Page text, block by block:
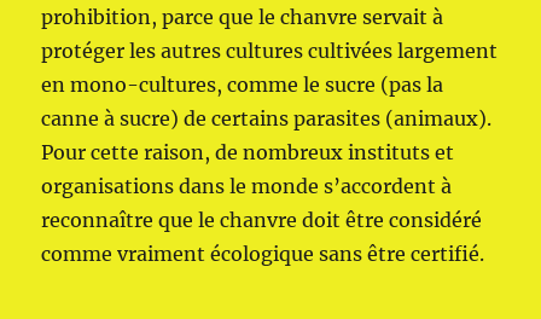
prohibition, parce que le chanvre servait à
protéger les autres cultures cultivées largement
en mono-cultures, comme le sucre (pas la
canne à sucre) de certains parasites (animaux).
Pour cette raison, de nombreux instituts et
organisations dans le monde s’accordent à
reconnaître que le chanvre doit être considéré
comme vraiment écologique sans être certifié.